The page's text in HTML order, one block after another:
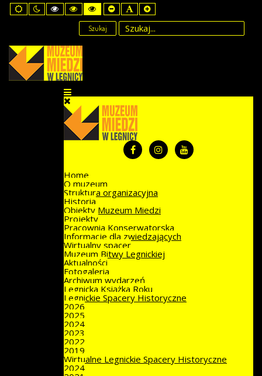
Default
mode
Night
mode
High
Contrast
mode
High
Contrast
Black
Yellow
mode
High
Contrast
Yellow
Black
mode
Set
Smaller
Font
Set
Default
Font
Set
Larger
Font
Szukaj
Home
O muzeum
Struktura organizacyjna
Historia
Obiekty Muzeum Miedzi
Projekty
Pracownia Konserwatorska
Informacje dla zwiedzających
Wirtualny spacer
Muzeum Bitwy Legnickiej
Aktualności
Fotogaleria
Archiwum wydarzeń
Legnicka Książka Roku
Legnickie Spacery Historyczne
2026
2025
2024
2023
2022
2019
Wirtualne Legnickie Spacery Historyczne
2024